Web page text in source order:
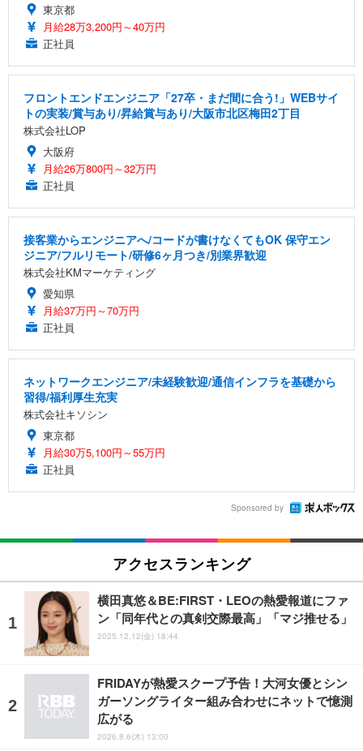
東京都
月給28万3,200円～40万円
正社員
フロントエンドエンジニア「27卒・まだ間に合う!」WEBサイ
トの実装/賞与あり/昇給賞与あり/大阪市北区梅田2丁目
株式会社LOP
大阪府
月給26万800円～32万円
正社員
接客業からエンジニアへ/コードが書けなくてもOK 保守エン
ジニア/フルリモート/研修6ヶ月つき/別業界歓迎
株式会社KMマーケティング
愛知県
月給37万円～70万円
正社員
ネットワークエンジニア/未経験歓迎/通信インフラを基礎から
習得/福利厚生充実
株式会社キソシン
東京都
月給30万5,100円～55万円
正社員
Sponsored by
アクセスランキング
横田真悠＆BE:FIRST・LEOの熱愛報道にファ
ン「同年代との真剣交際最高」「マジ推せる」
2025.12.12(金) 18:44
FRIDAYが熱愛スクープ予告！大河女優とシン
ガーソングライター組み合わせにネットで憶測
広がる
2026.8.6(木) 13:00